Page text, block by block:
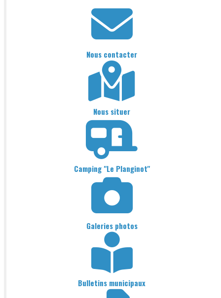
Nous contacter
Nous situer
Camping "Le Planginot"
Galeries photos
Bulletins municipaux